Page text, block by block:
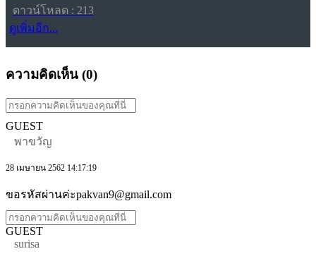
ดาวน์โหลด : 213
ดูเพิ่มอีก...
ความคิดเห็น (0)
GUEST
พาขวัญ
28 เมษายน 2562 14:17:19
ขอรหัสผ่านค่ะpakvan9@gmail.com
GUEST
surisa